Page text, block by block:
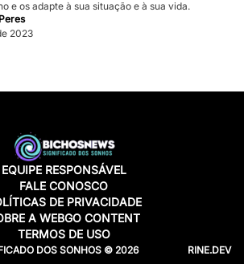
e os adapte à sua situação e à sua vida.
2023
EQUIPE RESPONSÁVEL
FALE CONOSCO
DE PRIVACIDADE
A WEBGO CONTENT
TERMOS DE USO
DOS SONHOS © 2026 RINE.DEV